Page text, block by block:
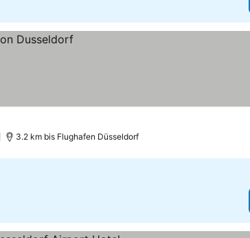
3.2 km bis Flughafen Düsseldorf